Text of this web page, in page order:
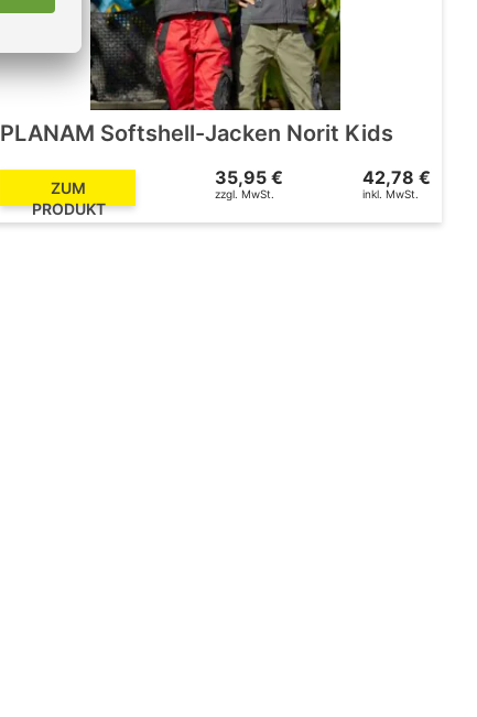
PLANAM Softshell-Jacken Norit Kids
ZUM
PRODUKT
35,95 €
zzgl. MwSt.
42,78 €
inkl. MwSt.